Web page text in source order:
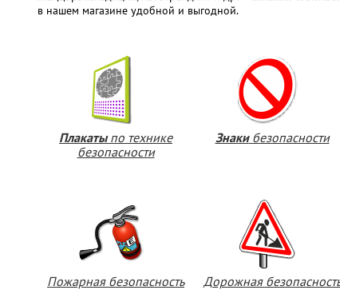
в нашем магазине удобной и выгодной.
Плакатыпо технике
безопасности
Знакибезопасности
Пожарная безопасность Дорожная